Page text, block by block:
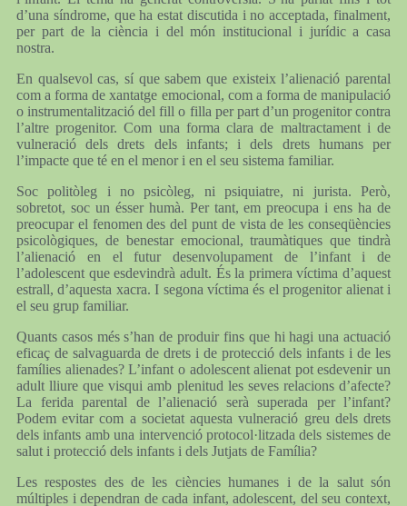
d’una síndrome, que ha estat discutida i no acceptada, finalment,
per part de la ciència i del món institucional i jurídic a casa
nostra.
En qualsevol cas, sí que sabem que existeix l’alienació parental
com a forma de xantatge emocional, com a forma de manipulació
o instrumentalització del fill o filla per part d’un progenitor contra
l’altre progenitor. Com una forma clara de maltractament i de
vulneració dels drets dels infants; i dels drets humans per
l’impacte que té en el menor i en el seu sistema familiar.
Soc politòleg i no psicòleg, ni psiquiatre, ni jurista. Però,
sobretot, soc un ésser humà. Per tant, em preocupa i ens ha de
preocupar el fenomen des del punt de vista de les conseqüències
psicològiques, de benestar emocional, traumàtiques que tindrà
l’alienació en el futur desenvolupament de l’infant i de
l’adolescent que esdevindrà adult. És la primera víctima d’aquest
estrall, d’aquesta xacra. I segona víctima és el progenitor alienat i
el seu grup familiar.
Quants casos més s’han de produir fins que hi hagi una actuació
eficaç de salvaguarda de drets i de protecció dels infants i de les
famílies alienades? L’infant o adolescent alienat pot esdevenir un
adult lliure que visqui amb plenitud les seves relacions d’afecte?
La ferida parental de l’alienació serà superada per l’infant?
Podem evitar com a societat aquesta vulneració greu dels drets
dels infants amb una intervenció protocol·litzada dels sistemes de
salut i protecció dels infants i dels Jutjats de Família?
Les respostes des de les ciències humanes i de la salut són
múltiples i dependran de cada infant, adolescent, del seu context,